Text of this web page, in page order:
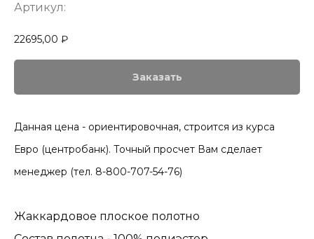
Артикул:
22695,00 ₽
Заказать
Данная цена - ориентировочная, строится из курса
Евро (центробанк). Точный просчет Вам сделает
менеджер (тел. 8-800-707-54-76)
Жаккардовое плоское полотно